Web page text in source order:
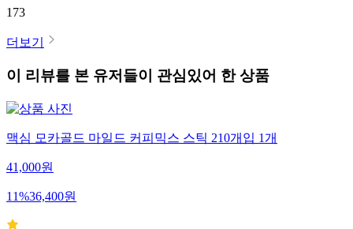
173
더보기
이 리뷰를 본 유저들이 관심있어 한 상품
맥심 모카골드 마일드 커피믹스 스틱 210개입 1개
41,000원
11%36,400원